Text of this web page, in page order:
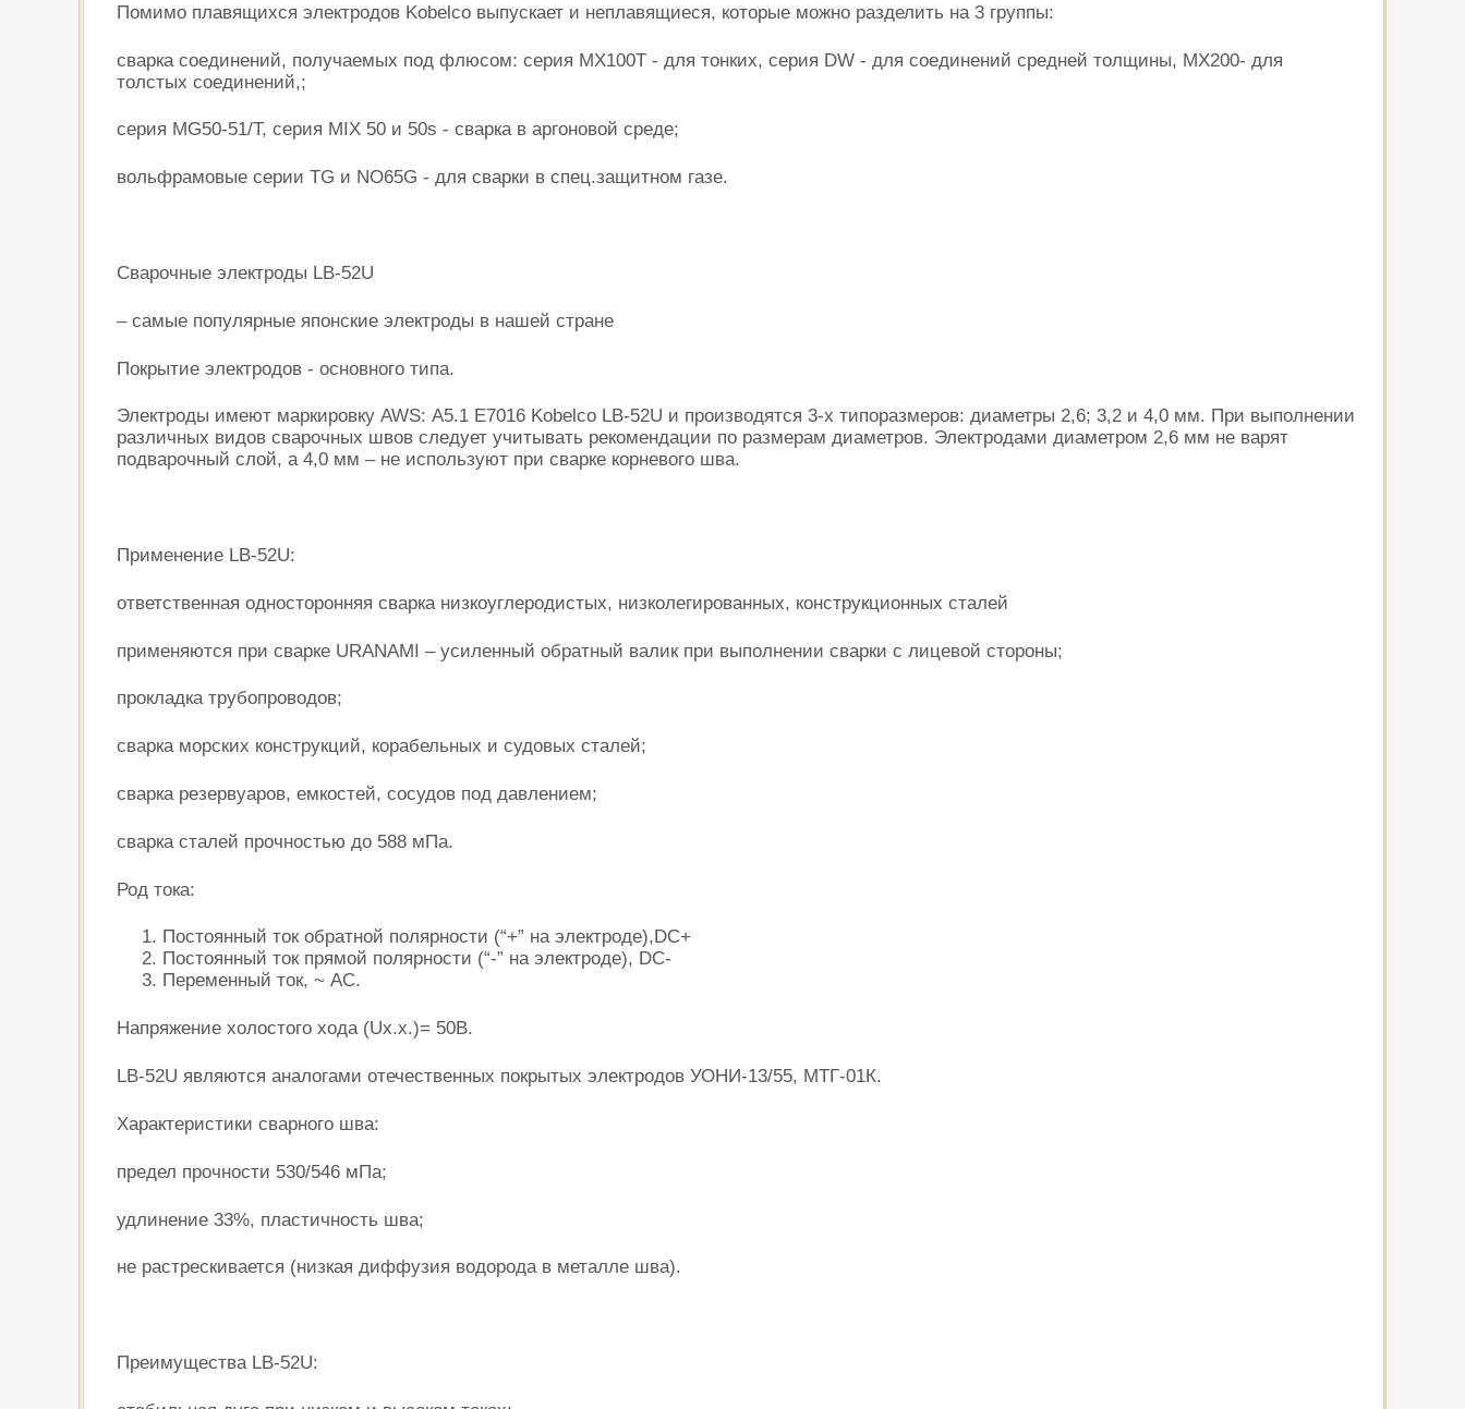
Помимо плавящихся электродов Kobelco выпускает и неплавящиеся, которые можно разделить на 3 группы:
сварка соединений, получаемых под флюсом: серия MX100T - для тонких, серия DW - для соединений средней толщины, МХ200- для
толстых соединений,;
серия MG50-51/T, серия MIX 50 и 50s - сварка в аргоновой среде;
вольфрамовые серии TG и NO65G - для сварки в спец.защитном газе.
Cварочные электроды LB-52U
– самые популярные японские электроды в нашей стране
Покрытие электродов - основного типа.
Электроды имеют маркировку AWS: А5.1 Е7016 Kobelco LB-52U и производятся 3-х типоразмеров: диаметры 2,6; 3,2 и 4,0 мм. При выполнении
различных видов сварочных швов следует учитывать рекомендации по размерам диаметров. Электродами диаметром 2,6 мм не варят
подварочный слой, а 4,0 мм – не используют при сварке корневого шва.
Применение LB-52U:
ответственная односторонняя сварка низкоуглеродистых, низколегированных, конструкционных сталей
применяются при сварке URANAMI – усиленный обратный валик при выполнении сварки с лицевой стороны;
прокладка трубопроводов;
сварка морских конструкций, корабельных и судовых сталей;
сварка резервуаров, емкостей, сосудов под давлением;
сварка сталей прочностью до 588 мПа.
Род тока:
Постоянный ток обратной полярности (“+” на электроде),DC+
Постоянный ток прямой полярности (“-” на электроде), DC-
Переменный ток, ~ AC.
Напряжение холостого хода (Ux.x.)= 50В.
LB-52U являются аналогами отечественных покрытых электродов УОНИ-13/55, МТГ-01К.
Характеристики сварного шва:
предел прочности 530/546 мПа;
удлинение 33%, пластичность шва;
не растрескивается (низкая диффузия водорода в металле шва).
Преимущества LB-52U: